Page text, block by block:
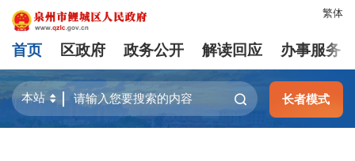
繁体
首页 区政府 政务公开 解读回应 办事服务
长者模式